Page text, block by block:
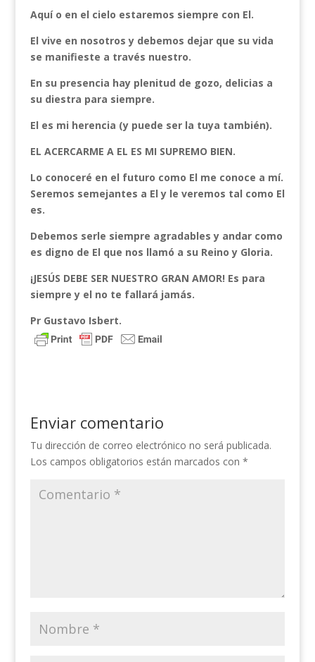
Aquí o en el cielo estaremos siempre con El.
El vive en nosotros y debemos dejar que su vida
se manifieste a través nuestro.
En su presencia hay plenitud de gozo, delicias a
su diestra para siempre.
El es mi herencia (y puede ser la tuya también).
EL ACERCARME A EL ES MI SUPREMO BIEN.
Lo conoceré en el futuro como El me conoce a mí.
Seremos semejantes a El y le veremos tal como El
es.
Debemos serle siempre agradables y andar como
es digno de El que nos llamó a su Reino y Gloria.
¡JESÚS DEBE SER NUESTRO GRAN AMOR! Es para
siempre y el no te fallará jamás.
Pr Gustavo Isbert.
Enviar comentario
Tu dirección de correo electrónico no será publicada.
Los campos obligatorios están marcados con *